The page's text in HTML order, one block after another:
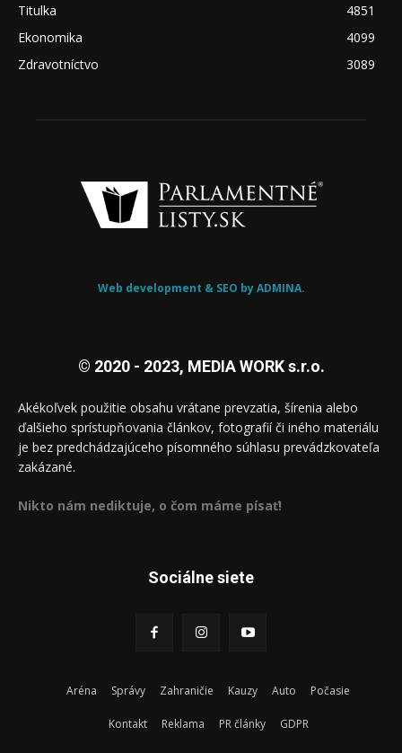
Titulka
4851
Ekonomika
4099
Zdravotníctvo
3089
Web development & SEO by ADMINA.
© 2020 - 2023, MEDIA WORK s.r.o.
Akékoľvek použitie obsahu vrátane prevzatia, šírenia alebo
ďalšieho sprístupňovania článkov, fotografií či iného materiálu
je bez predchádzajúceho písomného súhlasu prevádzkovateľa
zakázané.
Nikto nám nediktuje, o čom máme písať!
Sociálne siete
Aréna Správy Zahraničie Kauzy Auto Počasie
Kontakt Reklama PR články GDPR